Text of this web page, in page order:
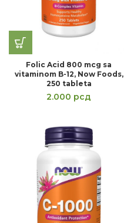
Folic Acid 800 mcg sa
vitaminom B-12, Now Foods,
250 tableta
2.000 рсд